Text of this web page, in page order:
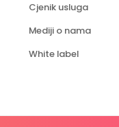
Cjenik usluga
Mediji o nama
White label